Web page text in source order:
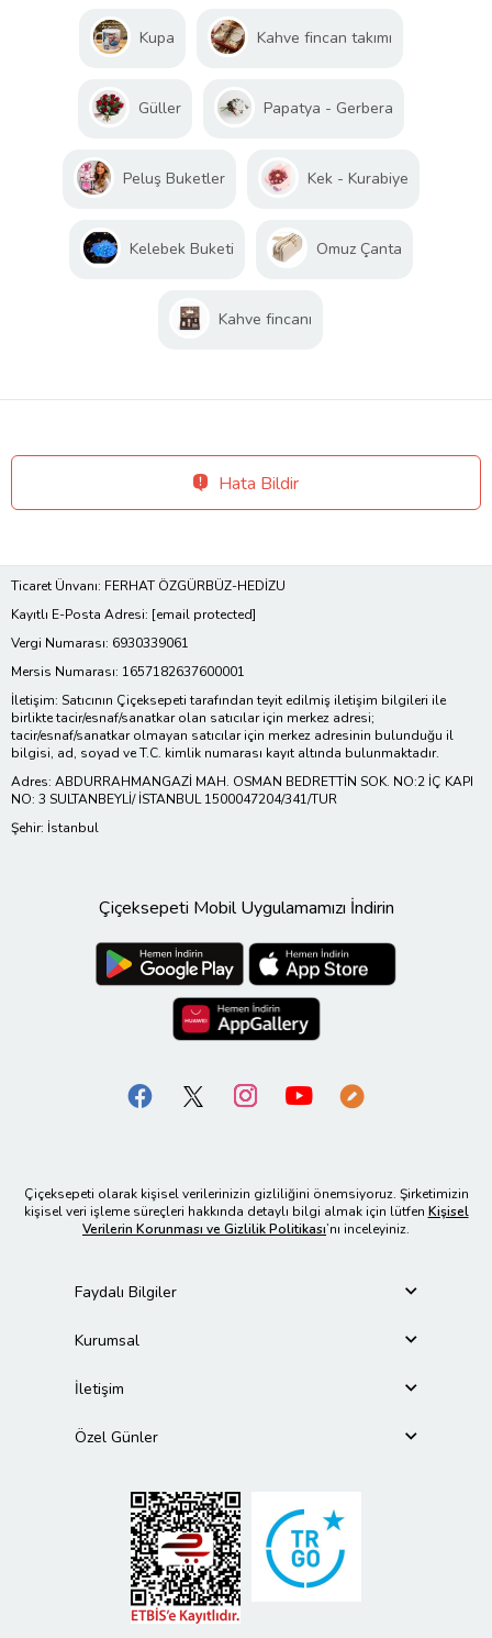
Kupa Kahve fincan takımı
Güller Papatya - Gerbera
Peluş Buketler Kek - Kurabiye
Kelebek Buketi Omuz Çanta
Kahve fincanı
Hata Bildir
Ticaret Ünvanı: FERHAT ÖZGÜRBÜZ-HEDİZU
Kayıtlı E-Posta Adresi: [email protected]
Vergi Numarası: 6930339061
Mersis Numarası: 1657182637600001
İletişim: Satıcının Çiçeksepeti tarafından teyit edilmiş iletişim bilgileri ile
birlikte tacir/esnaf/sanatkar olan satıcılar için merkez adresi;
tacir/esnaf/sanatkar olmayan satıcılar için merkez adresinin bulunduğu il
bilgisi, ad, soyad ve T.C. kimlik numarası kayıt altında bulunmaktadır.
Adres: ABDURRAHMANGAZİ MAH. OSMAN BEDRETTİN SOK. NO:2 İÇ KAPI
NO: 3 SULTANBEYLİ/ İSTANBUL 1500047204/341/TUR
Şehir: İstanbul
Çiçeksepeti Mobil Uygulamamızı İndirin
Çiçeksepeti olarak kişisel verilerinizin gizliliğini önemsiyoruz. Şirketimizin
kişisel veri işleme süreçleri hakkında detaylı bilgi almak için lütfen Kişisel
Verilerin Korunması ve Gizlilik Politikası’nı inceleyiniz.
Faydalı Bilgiler
Kurumsal
İletişim
Özel Günler